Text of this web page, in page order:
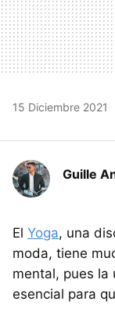
15 Diciembre 2021
Guille
El Yoga, una
moda, tiene
mental, pues la
esencial para